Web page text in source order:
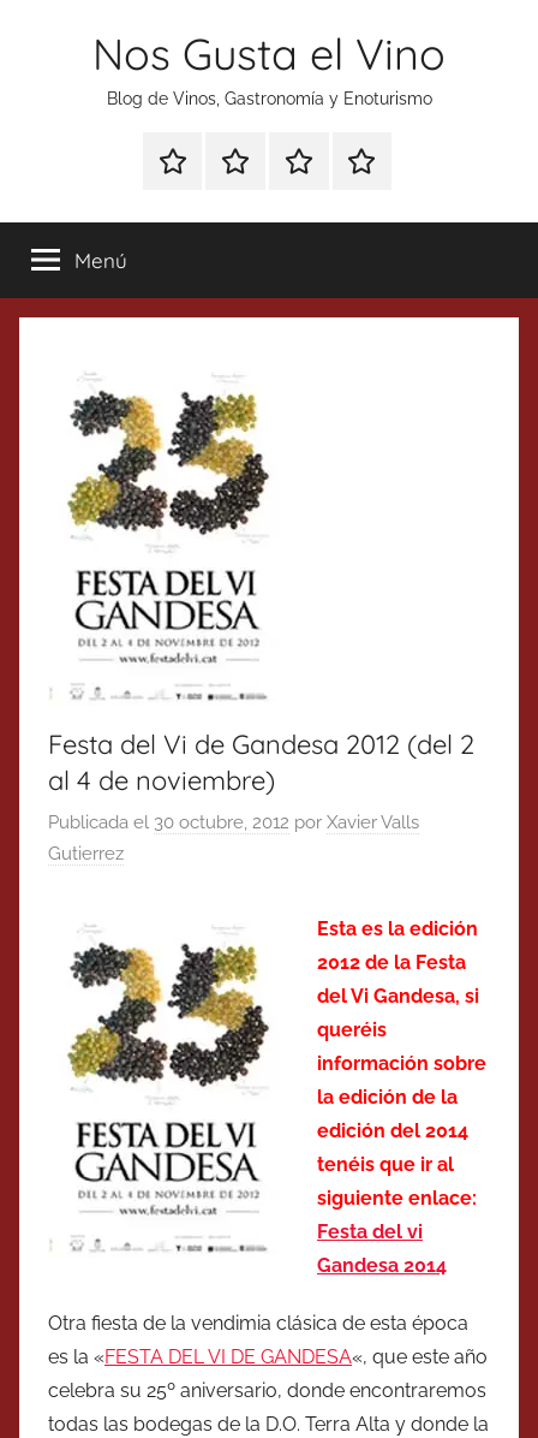
Nos Gusta el Vino
Blog de Vinos, Gastronomía y Enoturismo
Especial
Tonics
Enoturismo
Gastronomía
RankingContacto
Menú
Festa del Vi de Gandesa 2012 (del 2
al 4 de noviembre)
Publicada el 30 octubre, 2012 por Xavier Valls
Gutierrez
Esta es la edición
2012 de la Festa
del Vi Gandesa, si
queréis
información sobre
la edición de la
edición del 2014
tenéis que ir al
siguiente enlace:
Festa del vi
Gandesa 2014
Otra fiesta de la vendimia clásica de esta época
es la «FESTA DEL VI DE GANDESA«, que este año
celebra su 25º aniversario, donde encontraremos
todas las bodegas de la D.O. Terra Alta y donde la